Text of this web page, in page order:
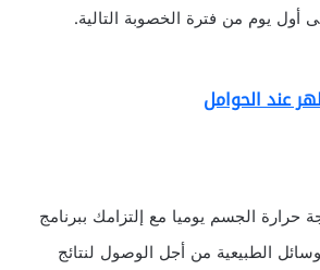
يوم من فترة الخصوبة التالية.
عند الحوامل
الجسم يوميا مع إلتزامك ببرنامج
الطبيعية من أجل الوصول لنتائج